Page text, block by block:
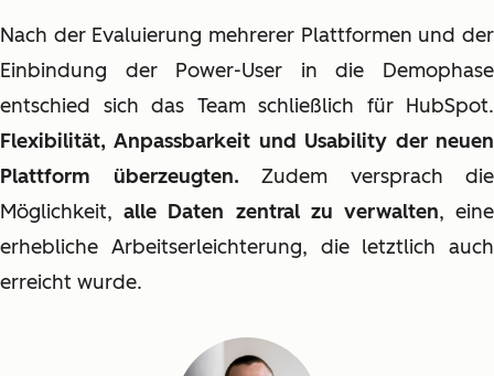
Nach der Evaluierung mehrerer Plattformen und der
Einbindung der Power-User in die Demophase
entschied sich das Team schließlich für HubSpot.
Flexibilität, Anpassbarkeit und Usability der neuen
Plattform überzeugten. Zudem versprach die
Möglichkeit,alle Daten zentral zu verwalten, eine
erhebliche Arbeitserleichterung, die letztlich auch
erreicht wurde.